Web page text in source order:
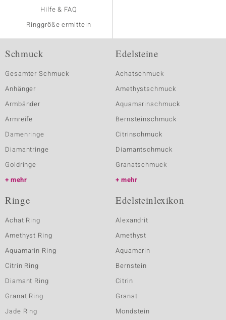
Hilfe & FAQ
Ringgröße ermitteln
Schmuck
Gesamter Schmuck
Anhänger
Armbänder
Armreife
Damenringe
Diamantringe
Goldringe
mehr
Edelsteine
Achatschmuck
Amethystschmuck
Aquamarinschmuck
Bernsteinschmuck
Citrinschmuck
Diamantschmuck
Granatschmuck
mehr
Ringe
Achat Ring
Amethyst Ring
Aquamarin Ring
Citrin Ring
Diamant Ring
Granat Ring
Jade Ring
Edelsteinlexikon
Alexandrit
Amethyst
Aquamarin
Bernstein
Citrin
Granat
Mondstein